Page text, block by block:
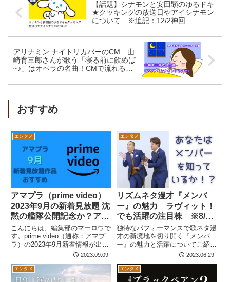
【話題】シナモンと安田顕のゆるドキ
★クッキングの放送日やアイシナモン
について ※追記：12/2神回
アリナミン ナイトリカバーのCM 山
崎育三郎さんが歌う「寝る前に飲めば
~♪」はオペラの名曲！CMで流れるク
おすすめ
エンタメ
アマプラ（prime video）
2023年9月の新着見放題 沈
黙の艦隊公開記念か？アニ
メ沈黙の艦隊
こんにちは、編集部のマーロウで
す。prime video（通称：アマプ
ラ）の2023年9月新着情報が出ま
した。今月も独断でオススメ作品
Amazon Prime会員を前提にして
います。 prime video 9月の...
2023.09.09
エンタメ
リズムネタ漫才『メンバ
ー』の魅力 ラヴィット！
でも活躍の注目株 ※8/23
21:00耳心地いいー１グラ
ンプリ出場決定！結果は？
独特なパフォーマンスで歌ネタ漫
才の新境地を切り開く『メンバ
ー』の魅力と活躍についてご紹介
2023.06.29
エンタメ エンタメ